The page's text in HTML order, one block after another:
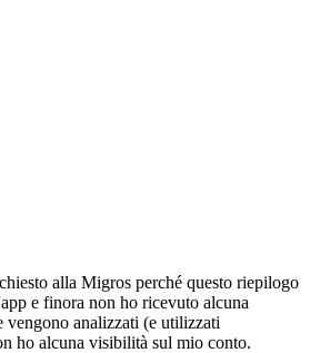
alla Migros perché questo riepilogo
e finora non ho ricevuto alcuna
vengono analizzati (e utilizzati
ho alcuna visibilità sul mio conto.